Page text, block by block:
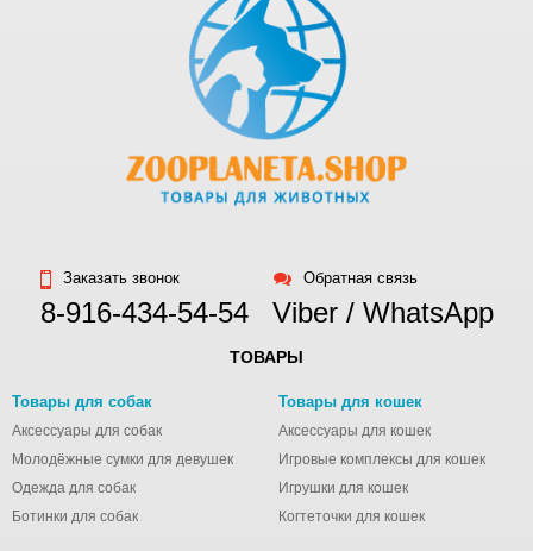
Заказать звонок
8-916-434-54-54
Обратная связь
Viber / WhatsApp
ТОВАРЫ
Товары для собак
Аксессуары для собак
Молодёжные сумки для девушек
Одежда для собак
Ботинки для собак
Товары для кошек
Аксессуары для кошек
Игровые комплексы для кошек
Игрушки для кошек
Когтеточки для кошек